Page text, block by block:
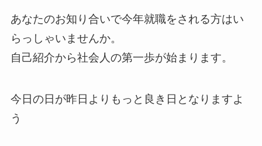
あなたのお知り合いで今年就職をされる方はい
らっしゃいませんか。
自己紹介から社会人の第一歩が始まります。
今日の日が昨日よりもっと良き日となりますよ
う